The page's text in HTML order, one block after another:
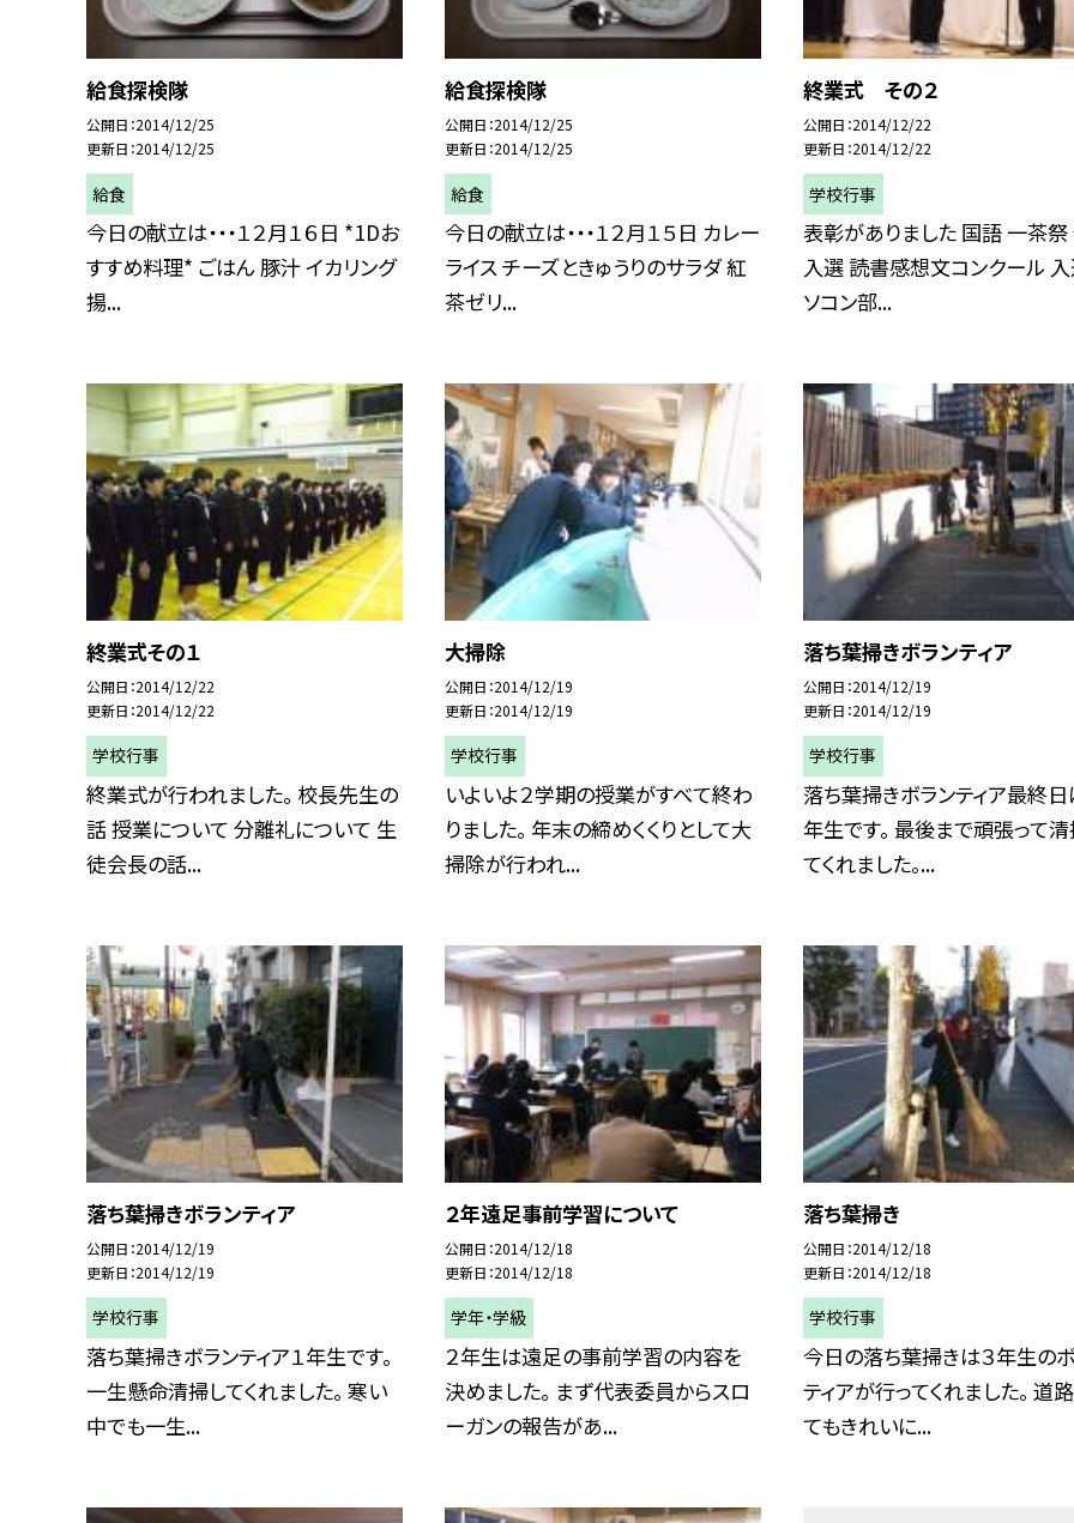
給食探検隊
公開日 2014/12/25
更新日 2014/12/25
給食
今日の献立は・・・１２月１６日 *1Dお
すすめ料理* ごはん 豚汁 イカリング
揚...
給食探検隊
公開日 2014/12/25
更新日 2014/12/25
給食
今日の献立は・・・１２月１５日 カレー
ライス チーズときゅうりのサラダ 紅
茶ゼリ...
終業式 その２
公開日 2014/12/22
更新日 2014/12/22
学校行事
表彰がありました 国語 一茶祭
入選 読書感想文コンクール
ソコン部...
終業式その１
公開日 2014/12/22
更新日 2014/12/22
学校行事
終業式が行われました。 校長先生の
話 授業について 分離礼について 生
徒会長の話...
大掃除
公開日 2014/12/19
更新日 2014/12/19
学校行事
いよいよ２学期の授業がすべて終わ
りました。 年末の締めくくりとして大
掃除が行われ...
落ち葉掃きボランティア
公開日 2014/12/19
更新日 2014/12/19
学校行事
落ち葉掃きボランティア最終日
年生です。 最後まで頑張って
てくれました。...
落ち葉掃きボランティア
公開日 2014/12/19
更新日 2014/12/19
学校行事
落ち葉掃きボランティア１年生です。
一生懸命清掃してくれました。 寒い
中でも一生...
２年遠足事前学習について
公開日 2014/12/18
更新日 2014/12/18
学年・学級
２年生は遠足の事前学習の内容を
決めました。 まず代表委員からスロ
ーガンの報告があ...
落ち葉掃き
公開日 2014/12/18
更新日 2014/12/18
学校行事
今日の落ち葉掃きは３年生の
ティアが行ってくれました。 道
てもきれいに...